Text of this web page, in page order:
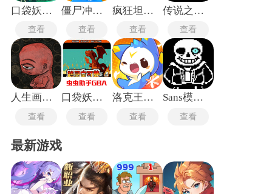
口袋妖怪绿宝石最新版
查看
僵尸冲锋无限战斗
查看
疯狂坦克最新版
查看
传说之下红与黄的传说中文版
查看
人生画廊中文版
查看
口袋妖怪火红萌版
查看
洛克王国手机版
查看
Sans模拟器手机版
查看
最新游戏